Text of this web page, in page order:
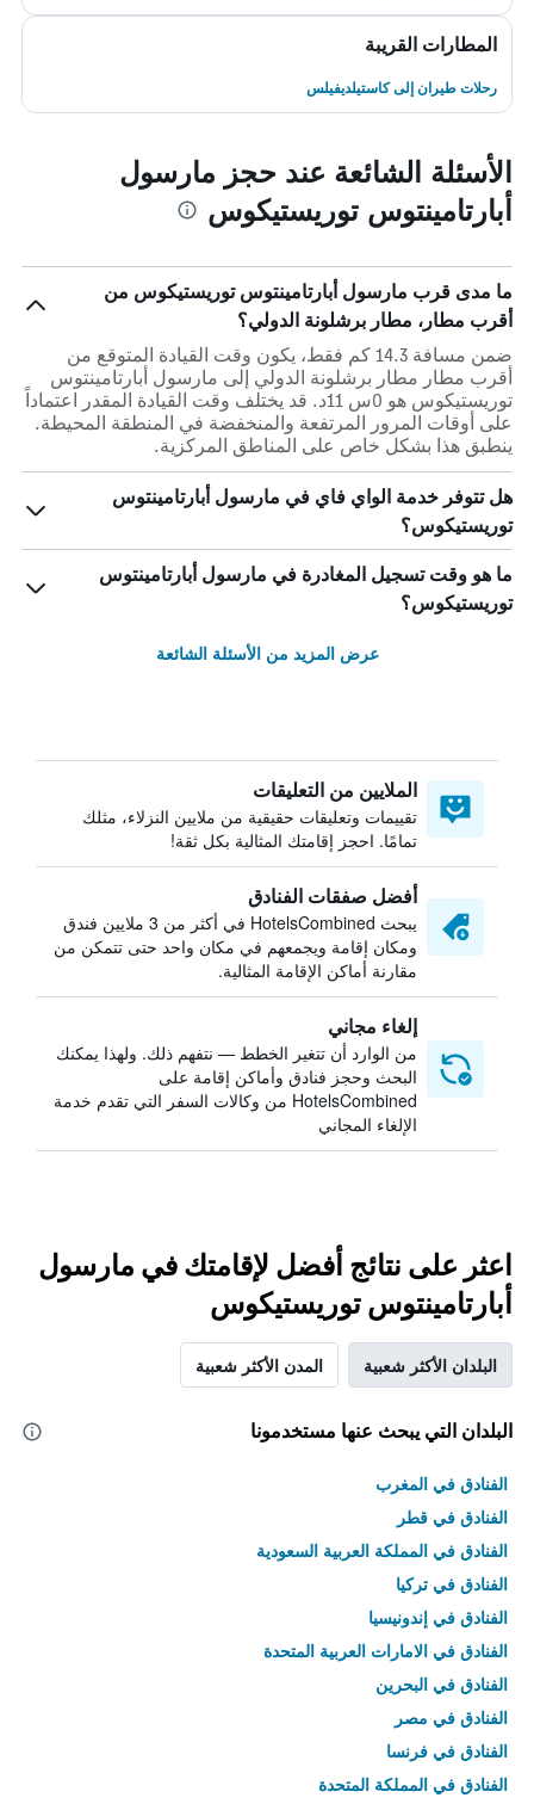
المطارات القريبة
رحلات طيران إلى كاستيلديفيلس
الأسئلة الشائعة عند حجز مارسول
أبارتامينتوس توريستيكوس
ما مدى قرب مارسول أبارتامينتوس توريستيكوس من
أقرب مطار، مطار برشلونة الدولي؟
ضمن مسافة 14.3 كم فقط، يكون وقت القيادة المتوقع من
أقرب مطار مطار برشلونة الدولي إلى مارسول أبارتامينتوس
توريستيكوس هو 0س 11د. قد يختلف وقت القيادة المقدر اعتماداً
على أوقات المرور المرتفعة والمنخفضة في المنطقة المحيطة.
ينطبق هذا بشكل خاص على المناطق المركزية.
هل تتوفر خدمة الواي فاي في مارسول أبارتامينتوس
توريستيكوس؟
ما هو وقت تسجيل المغادرة في مارسول أبارتامينتوس
توريستيكوس؟
عرض المزيد من الأسئلة الشائعة
الملايين من التعليقات
تقييمات وتعليقات حقيقية من ملايين النزلاء، مثلك
تمامًا. احجز إقامتك المثالية بكل ثقة!
أفضل صفقات الفنادق
يبحث HotelsCombined في أكثر من 3 ملايين فندق
ومكان إقامة ويجمعهم في مكان واحد حتى تتمكن من
مقارنة أماكن الإقامة المثالية.
إلغاء مجاني
من الوارد أن تتغير الخطط — نتفهم ذلك. ولهذا يمكنك
البحث وحجز فنادق وأماكن إقامة على
HotelsCombined من وكالات السفر التي تقدم خدمة
الإلغاء المجاني
اعثر على نتائج أفضل لإقامتك في مارسول
أبارتامينتوس توريستيكوس
البلدان الأكثر شعبية المدن الأكثر شعبية
البلدان التي يبحث عنها مستخدمونا
الفنادق في المغرب
الفنادق في قطر
الفنادق في المملكة العربية السعودية
الفنادق في تركيا
الفنادق في إندونيسيا
الفنادق في الامارات العربية المتحدة
الفنادق في البحرين
الفنادق في مصر
الفنادق في فرنسا
الفنادق في المملكة المتحدة